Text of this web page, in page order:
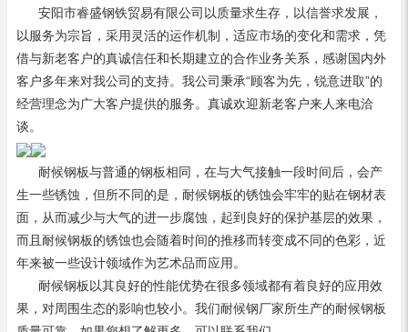
安阳市睿盛钢铁贸易有限公司以质量求生存，以信誉求发展，
以服务为宗旨，采用灵活的运作机制，适应市场的变化和需求，凭
借与新老客户的真诚信任和长期建立的合作业务关系，感谢国内外
客户多年来对我公司的支持。我公司秉承“顾客为先，锐意进取”的
经营理念为广大客户提供的服务。真诚欢迎新老客户来人来电洽
谈。
耐候钢板与普通的钢板相同，在与大气接触一段时间后，会产
生一些锈蚀，但所不同的是，耐候钢板的锈蚀会牢牢的贴在钢材表
面，从而减少与大气的进一步腐蚀，起到良好的保护基层的效果，
而且耐候钢板的锈蚀也会随着时间的推移而转变成不同的色彩，近
年来被一些设计领域作为艺术品而应用。
耐候钢板以其良好的性能优势在很多领域都有着良好的应用效
果，对周围生态的影响也较小。我们耐候钢厂家所生产的耐候钢板